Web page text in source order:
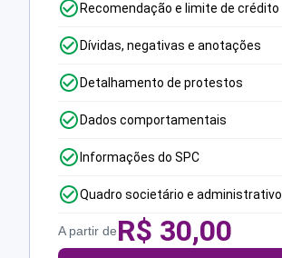
Recomendação e limite de crédito
Dívidas, negativas e anotações
Detalhamento de protestos
Dados comportamentais
Informações do SPC
Quadro societário e administrativo
A partir deR$ 30,00